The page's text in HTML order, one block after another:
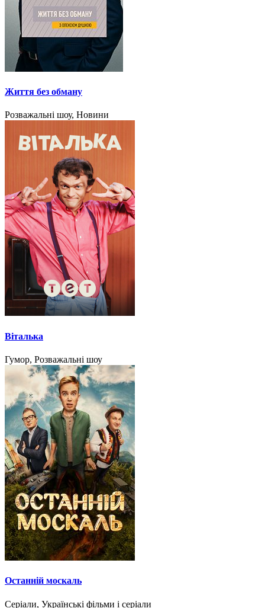
Життя без обману
Розважальні шоу, Новини
Віталька
Гумор, Розважальні шоу
Останній москаль
Серіали, Українські фільми і серіали